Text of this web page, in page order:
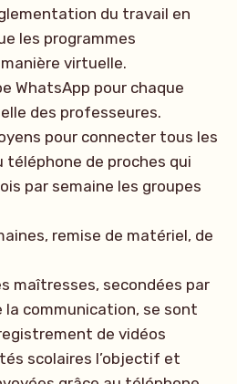
du travail en
les programmes
virtuelle.
WhatsApp pour chaque
des professeures.
pour connecter tous les
téléphone de proches qui
par semaine les groupes
remise de matériel, de
maîtresses, secondées par
la communication, se sont
de vidéos
scolaires l’objectif et